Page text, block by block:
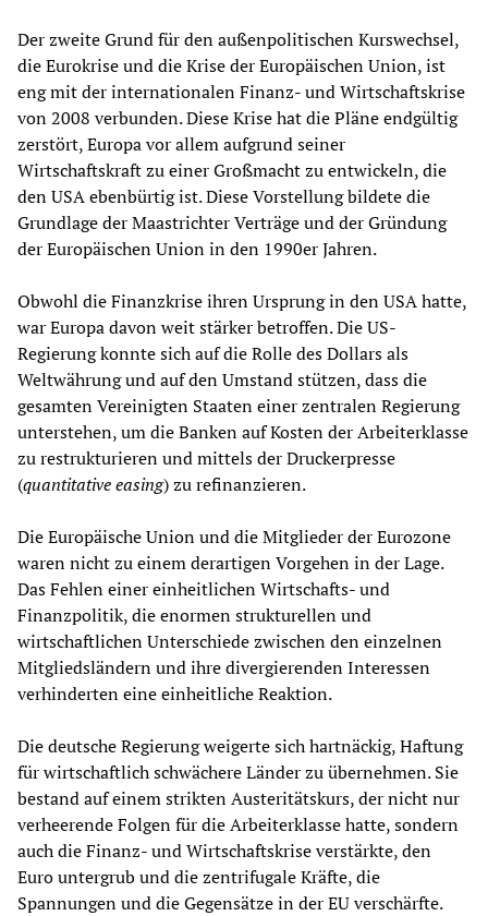
Der zweite Grund für den außenpolitischen Kurswechsel,
die Eurokrise und die Krise der Europäischen Union, ist
eng mit der internationalen Finanz- und Wirtschaftskrise
von 2008 verbunden. Diese Krise hat die Pläne endgültig
zerstört, Europa vor allem aufgrund seiner
Wirtschaftskraft zu einer Großmacht zu entwickeln, die
den USA ebenbürtig ist. Diese Vorstellung bildete die
Grundlage der Maastrichter Verträge und der Gründung
der Europäischen Union in den 1990er Jahren.
Obwohl die Finanzkrise ihren Ursprung in den USA hatte,
war Europa davon weit stärker betroffen. Die US-
Regierung konnte sich auf die Rolle des Dollars als
Weltwährung und auf den Umstand stützen, dass die
gesamten Vereinigten Staaten einer zentralen Regierung
unterstehen, um die Banken auf Kosten der Arbeiterklasse
zu restrukturieren und mittels der Druckerpresse
(quantitative easing) zu refinanzieren.
Die Europäische Union und die Mitglieder der Eurozone
waren nicht zu einem derartigen Vorgehen in der Lage.
Das Fehlen einer einheitlichen Wirtschafts- und
Finanzpolitik, die enormen strukturellen und
wirtschaftlichen Unterschiede zwischen den einzelnen
Mitgliedsländern und ihre divergierenden Interessen
verhinderten eine einheitliche Reaktion.
Die deutsche Regierung weigerte sich hartnäckig, Haftung
für wirtschaftlich schwächere Länder zu übernehmen. Sie
bestand auf einem strikten Austeritätskurs, der nicht nur
verheerende Folgen für die Arbeiterklasse hatte, sondern
auch die Finanz- und Wirtschaftskrise verstärkte, den
Euro untergrub und die zentrifugale Kräfte, die
Spannungen und die Gegensätze in der EU verschärfte.